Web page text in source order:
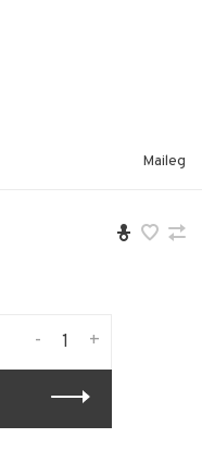
Maileg
+
-